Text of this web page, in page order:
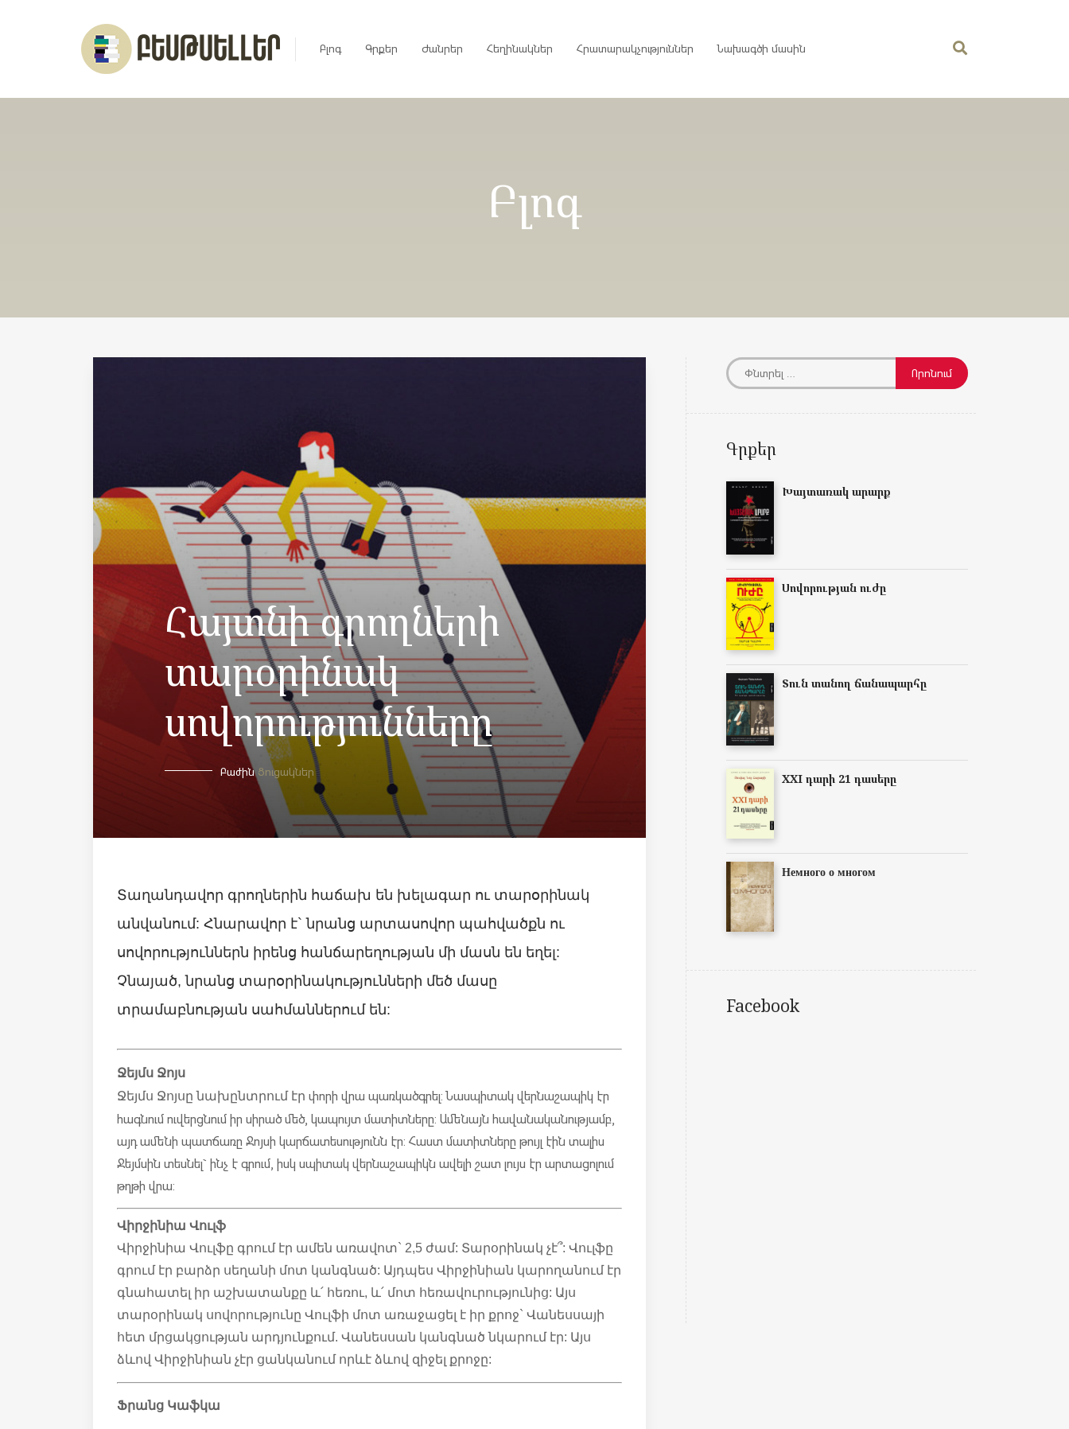
Բլոգ Գրքեր Ժանրեր Հեղինակներ Հրատարակչություններ Նախագծի մասին
Բլոգ
Հայտնի գրողների
տարօրինակ
սովորությունները
ԲաժինՑուցակներ
Տաղանդավոր գրողներին հաճախ են խելագար ու տարօրինակ
անվանում: Հնարավոր է` նրանց արտասովոր պահվածքն ու
սովորություններն իրենց հանճարեղության մի մասն են եղել:
Չնայած, նրանց տարօրինակությունների մեծ մասը
տրամաբնության սահմաններում են:
Ջեյմս Ջոյս
Ջեյմս Ջոյսը նախընտրում էր փորի վրա պառկած գրել: Նա սպիտակ վերնաշապիկ էր
հագնում ու վերցնում իր սիրած մեծ, կապույտ մատիտները: Ամենայն հավանականությամբ,
այդ ամենի պատճառը Ջոյսի կարճատեսությունն էր: Հաստ մատիտները թույլ էին տալիս
Ջեյմսին տեսնել` ինչ է գրում, իսկ սպիտակ վերնաշապիկն ավելի շատ լույս էր արտացոլում
թղթի վրա:
Վիրջինիա Վուլֆ
Վիրջինիա Վուլֆը գրում էր ամեն առավոտ` 2,5 ժամ: Տարօրինակ չէ՞: Վուլֆը
գրում էր բարձր սեղանի մոտ կանգնած: Այդպես Վիրջինիան կարողանում էր
գնահատել իր աշխատանքը և՛ հեռու, և՛ մոտ հեռավուրությունից: Այս
տարօրինակ սովորությունը Վուլֆի մոտ առաջացել է իր քրոջ` Վանեսսայի
հետ մրցակցության արդյունքում. Վանեսսան կանգնած նկարում էր: Այս
ձևով Վիրջինիան չէր ցանկանում որևէ ձևով զիջել քրոջը:
Ֆրանց Կաֆկա
Գրքեր
Խայտառակ արարք
Սովորության ուժը
Տուն տանող ճանապարհը
XXI դարի 21 դասերը
Немного о многом
Facebook